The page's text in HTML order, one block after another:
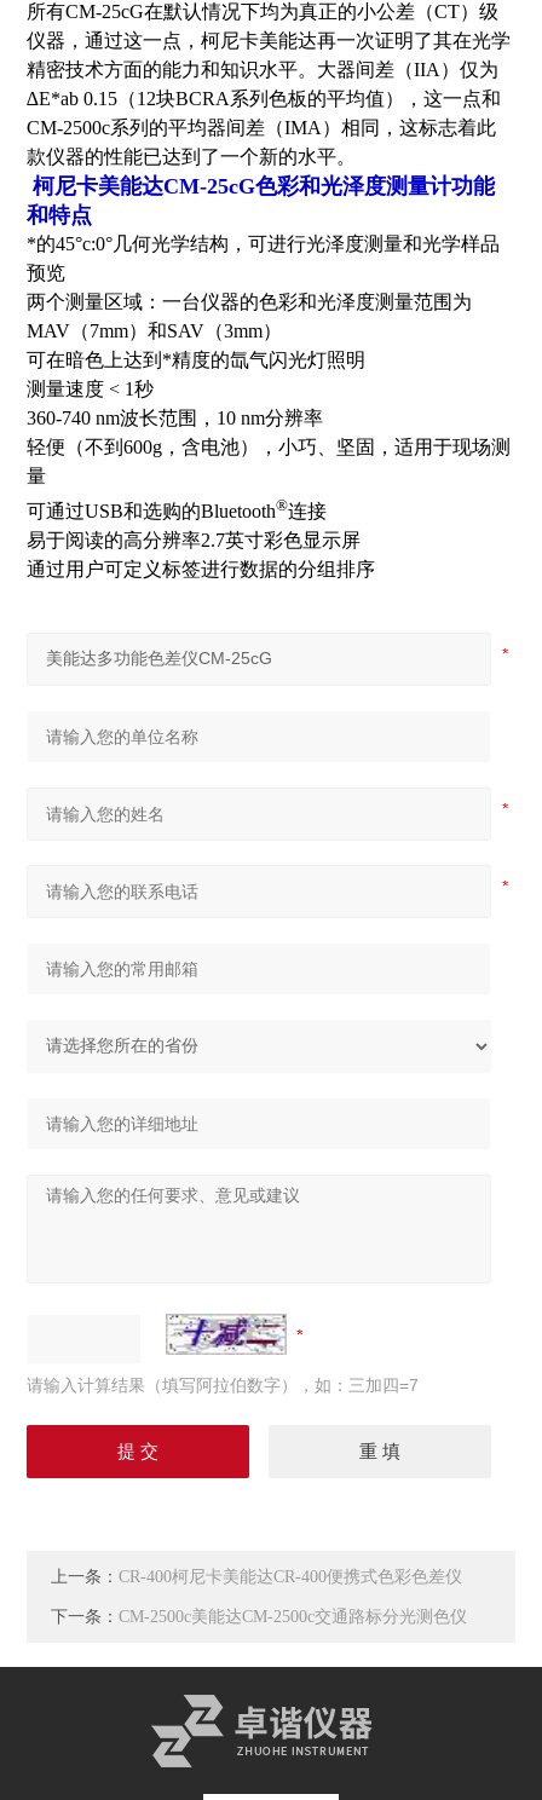
所有CM-25cG在默认情况下均为真正的小公差（CT）级
仪器，通过这一点，柯尼卡美能达再一次证明了其在光学
精密技术方面的能力和知识水平。大器间差（IIA）仅为
∆E*ab 0.15（12块BCRA系列色板的平均值），这一点和
CM-2500c系列的平均器间差（IMA）相同，这标志着此
款仪器的性能已达到了一个新的水平。
柯尼卡美能达CM-25cG色彩和光泽度测量计功能
和特点
*的45°c:0°几何光学结构，可进行光泽度测量和光学样品
预览
两个测量区域：一台仪器的色彩和光泽度测量范围为
MAV（7mm）和SAV（3mm）
可在暗色上达到*精度的氙气闪光灯照明
测量速度 < 1秒
360-740 nm波长范围，10 nm分辨率
轻便（不到600g，含电池），小巧、坚固，适用于现场测
量
可通过USB和选购的Bluetooth®连接
易于阅读的高分辨率2.7英寸彩色显示屏
通过用户可定义标签进行数据的分组排序​
请输入计算结果（填写阿拉伯数字），如：三加四=7
上一条：CR-400柯尼卡美能达CR-400便携式色彩色差仪
下一条：CM-2500c美能达CM-2500c交通路标分光测色仪